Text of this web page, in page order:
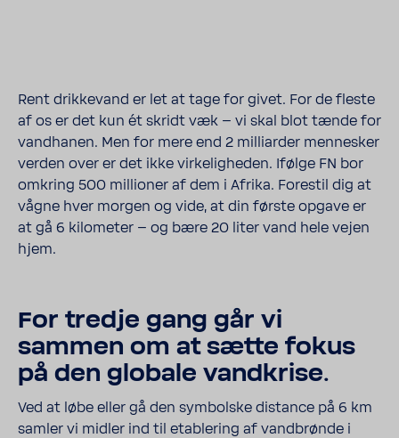
Rent drik­ke­vand er let at tage for givet. For de fleste
af os er det kun ét skridt væk – vi skal blot tænde for
vand­hanen. Men for mere end 2 milli­arder menne­sker
verden over er det ikke virke­lig­heden. Ifølge FN bor
omkring 500 milli­oner af dem i Afrika. Fore­stil dig at
vågne hver morgen og vide, at din første opgave er
at gå 6 kilo­meter – og bære 20 liter vand hele vejen
hjem.
For tredje gang går vi
sammen om at sætte fokus
på den globale vand­krise.
Ved at løbe eller gå den symbolske distance på 6 km
samler vi midler ind til etab­le­ring af vand­brønde i